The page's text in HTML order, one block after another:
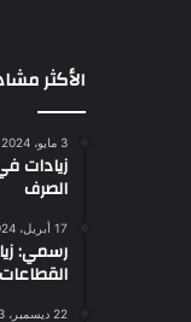
الأكثر
3 مايو، 2024
زيادات
الصرف
17 أبريل، 2024
رسمي:
القطاعات
22 ديسمبر، 2023